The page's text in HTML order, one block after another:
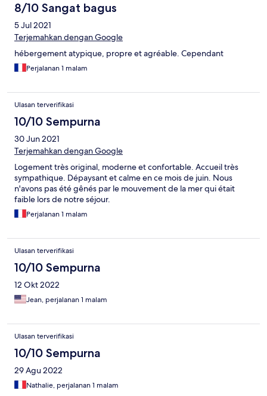
8/10 Sangat bagus
5 Jul 2021
Terjemahkan dengan Google
hébergement atypique, propre et agréable. Cependant
Perjalanan 1 malam
Ulasan terverifikasi
10/10 Sempurna
30 Jun 2021
Terjemahkan dengan Google
Logement très original, moderne et confortable. Accueil très
sympathique. Dépaysant et calme en ce mois de juin. Nous
n'avons pas été gênés par le mouvement de la mer qui était
faible lors de notre séjour.
Perjalanan 1 malam
Ulasan terverifikasi
10/10 Sempurna
12 Okt 2022
Jean, perjalanan 1 malam
Ulasan terverifikasi
10/10 Sempurna
29 Agu 2022
Nathalie, perjalanan 1 malam